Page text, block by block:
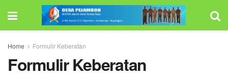
Home Formulir Keberatan
Formulir Keberatan